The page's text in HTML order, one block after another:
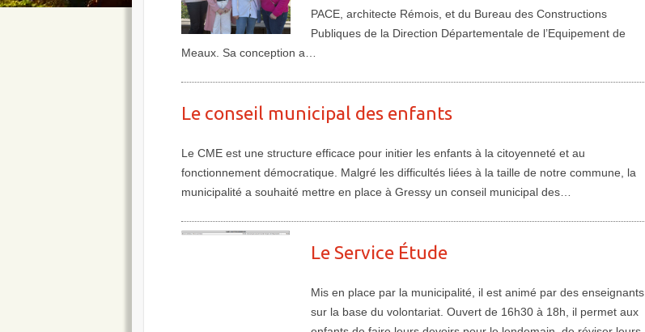
PACE, architecte Rémois, et du Bureau des Constructions
Publiques de la Direction Départementale de l’Equipement de
Meaux. Sa conception a…
Le conseil municipal des enfants
Le CME est une structure efficace pour initier les enfants à la citoyenneté et au
fonctionnement démocratique. Malgré les difficultés liées à la taille de notre commune, la
municipalité a souhaité mettre en place à Gressy un conseil municipal des…
Le Service Étude
Mis en place par la municipalité, il est animé par des enseignants
sur la base du volontariat. Ouvert de 16h30 à 18h, il permet aux